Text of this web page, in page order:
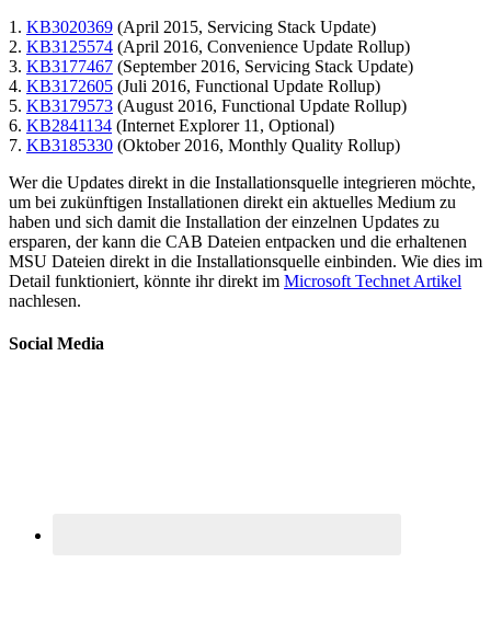
1. KB3020369 (April 2015, Servicing Stack Update)
2. KB3125574 (April 2016, Convenience Update Rollup)
3. KB3177467 (September 2016, Servicing Stack Update)
4. KB3172605 (Juli 2016, Functional Update Rollup)
5. KB3179573 (August 2016, Functional Update Rollup)
6. KB2841134 (Internet Explorer 11, Optional)
7. KB3185330 (Oktober 2016, Monthly Quality Rollup)
Wer die Updates direkt in die Installationsquelle integrieren möchte,
um bei zukünftigen Installationen direkt ein aktuelles Medium zu
haben und sich damit die Installation der einzelnen Updates zu
ersparen, der kann die CAB Dateien entpacken und die erhaltenen
MSU Dateien direkt in die Installationsquelle einbinden. Wie dies im
Detail funktioniert, könnte ihr direkt im Microsoft Technet Artikel
nachlesen.
Social Media